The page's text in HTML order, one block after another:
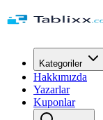
Kategoriler
Hakkımızda
Yazarlar
Kuponlar